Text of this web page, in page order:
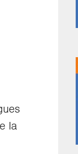
la